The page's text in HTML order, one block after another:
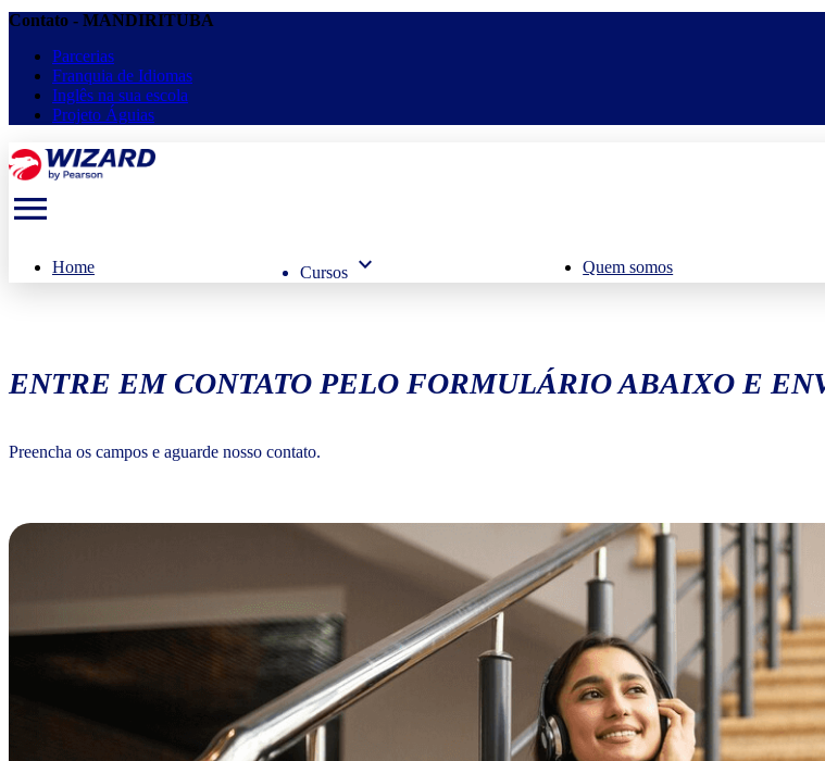
Contato - MANDIRITUBA
Parcerias
Franquia de Idiomas
Inglês na sua escola
Projeto Águias
menu
Home Cursos keyboard_arrow_down Quem somos
ENTRE EM CONTATO PELO FORMULÁRIO ABAIXO E
Preencha os campos e aguarde nosso contato.